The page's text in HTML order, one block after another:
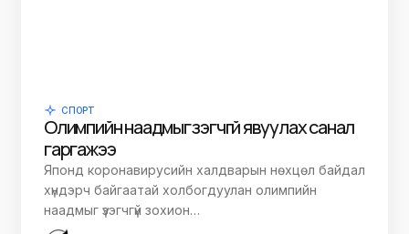
СПОРТ
Олимпийн наадмыг үзэгчгүй явуулах санал
гаргажээ
Японд коронавирусийн халдварын нөхцөл байдал
хүндэрч байгаатай холбогдуулан олимпийн
наадмыг үзэгчгүй зохион…